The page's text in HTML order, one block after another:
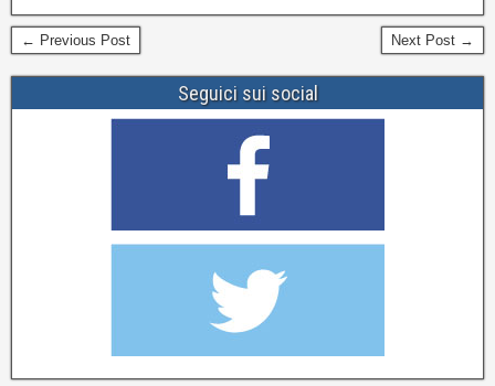
← Previous Post Next Post →
Seguici sui social